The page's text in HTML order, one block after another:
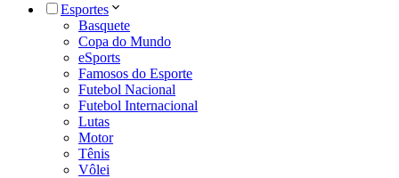
Esportes
Basquete
Copa do Mundo
eSports
Famosos do Esporte
Futebol Nacional
Futebol Internacional
Lutas
Motor
Tênis
Vôlei